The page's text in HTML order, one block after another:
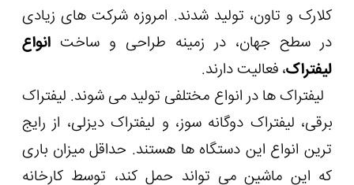
کلارک و تاون، تولید شدند. امروزه شرکت های زیادی
در سطح جهان، در زمینه طراحی و ساخت انواع
لیفتراک، فعالیت دارند.
لیفتراک ها در انواع مختلفی تولید می شوند. لیفتراک
برقی، لیفتراک دوگانه سوز، و لیفتراک دیزلی، از رایج
ترین انواع این دستگاه ها هستند. حداقل میزان باری
که این ماشین می تواند حمل کند، توسط کارخانه